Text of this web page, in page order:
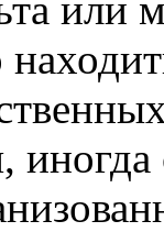
или